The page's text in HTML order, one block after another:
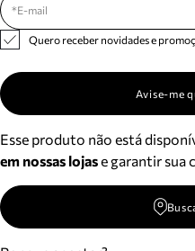
Quero receber novidades e
Avise-me
Esse produto não está
em nossas lojase garantir sua